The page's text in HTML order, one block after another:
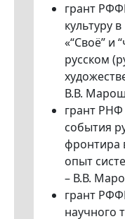
грант
культуру
«“Своё” и
русском
В.В.
грант РНФ
события
фронтира
опыт
– В.В.
грант
научного